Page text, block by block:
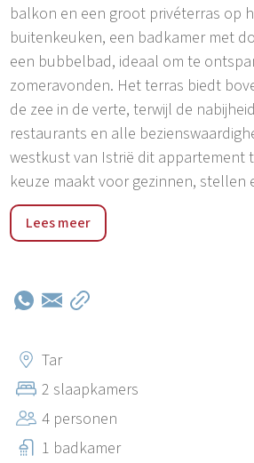
balkon en een groot privéterras op
buitenkeuken, een badkamer met
een bubbelbad, ideaal om te
zomeravonden. Het terras biedt
de zee in de verte, terwijl de
restaurants en alle
westkust van Istrië dit appartement
keuze maakt voor gezinnen, stellen
Tar is een rustig en modern Istrisch
tussen Poreč en Novigrad, op
ontspannen vakantie en biedt een
van de zee. Tar beschikt over
en talrijke fietsroutes, terwijl
bezienswaardigheden aan de
gemakkelijk met de auto bereikbaar
Lees meer
Tar
2 slaapkamers
4 personen
1 badkamer